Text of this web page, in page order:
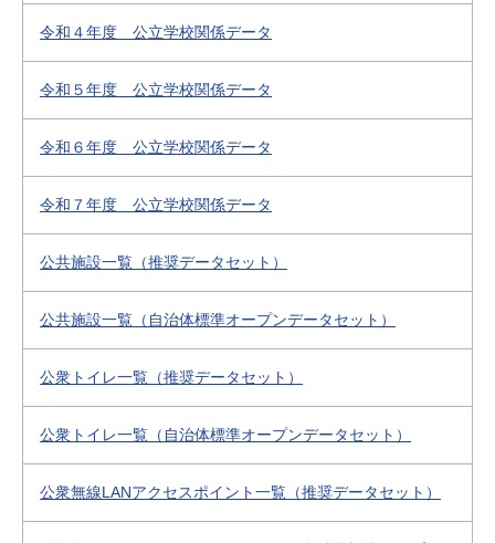
令和４年度 公立学校関係データ
令和５年度 公立学校関係データ
令和６年度 公立学校関係データ
令和７年度 公立学校関係データ
公共施設一覧（推奨データセット）
公共施設一覧（自治体標準オープンデータセット）
公衆トイレ一覧（推奨データセット）
公衆トイレ一覧（自治体標準オープンデータセット）
公衆無線LANアクセスポイント一覧（推奨データセット）